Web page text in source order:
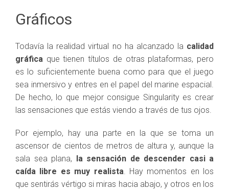
Gráficos
Todavía la realidad virtual no ha alcanzado la calidad
gráfica que tienen títulos de otras plataformas, pero
es lo suficientemente buena como para que el juego
sea inmersivo y entres en el papel del marine espacial.
De hecho, lo que mejor consigue Singularity es crear
las sensaciones que estás viendo a través de tus ojos.
Por ejemplo, hay una parte en la que se toma un
ascensor de cientos de metros de altura y, aunque la
sala sea plana, la sensación de descender casi a
caída libre es muy realista . Hay momentos en los
que sentirás vértigo si miras hacia abajo, y otros en los